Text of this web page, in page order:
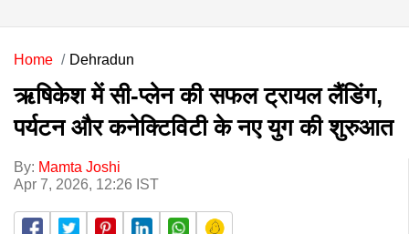
Home Dehradun
ऋषिकेश में सी-प्लेन की सफल ट्रायल लैंडिंग,
पर्यटन और कनेक्टिविटी के नए युग की शुरुआत
By: Mamta Joshi
Apr 7, 2026, 12:26 IST